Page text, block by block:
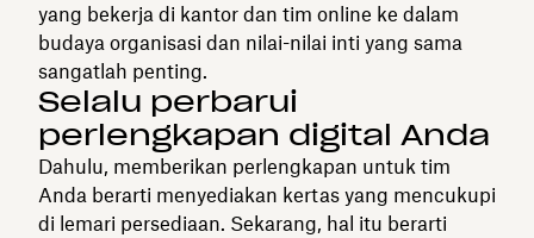
yang bekerja di kantor dan tim online ke dalam
budaya organisasi dan nilai-nilai inti yang sama
sangatlah penting.
Selalu perbarui
perlengkapan digital Anda
Dahulu, memberikan perlengkapan untuk tim
Anda berarti menyediakan kertas yang mencukupi
di lemari persediaan. Sekarang, hal itu berarti